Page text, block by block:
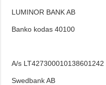
LUMINOR BANK AB
Banko kodas 40100
A/s LT427300010138601242
Swedbank AB